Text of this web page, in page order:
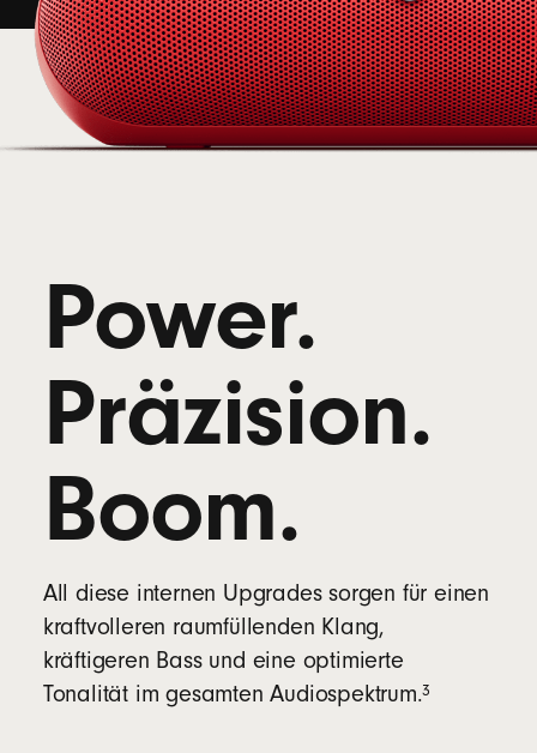
Power.
Präzision.
Boom.
All diese internen Upgrades sorgen für einen
kraftvolleren raumfüllenden Klang,
kräftigeren Bass und eine optimierte
Tonalität im gesamten Audiospektrum.⁠footnote
⁠⁠3